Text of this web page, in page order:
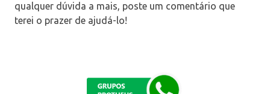
qualquer dúvida a mais, poste um comentário que
terei o prazer de ajudá-lo!